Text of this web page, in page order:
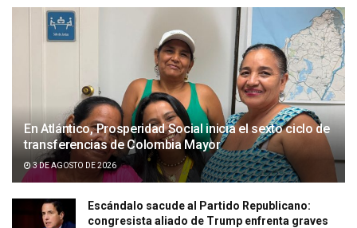
En Atlántico, Prosperidad Social inicia el sexto ciclo de
transferencias de Colombia Mayor
3 DE AGOSTO DE 2026
Escándalo sacude al Partido Republicano:
congresista aliado de Trump enfrenta graves